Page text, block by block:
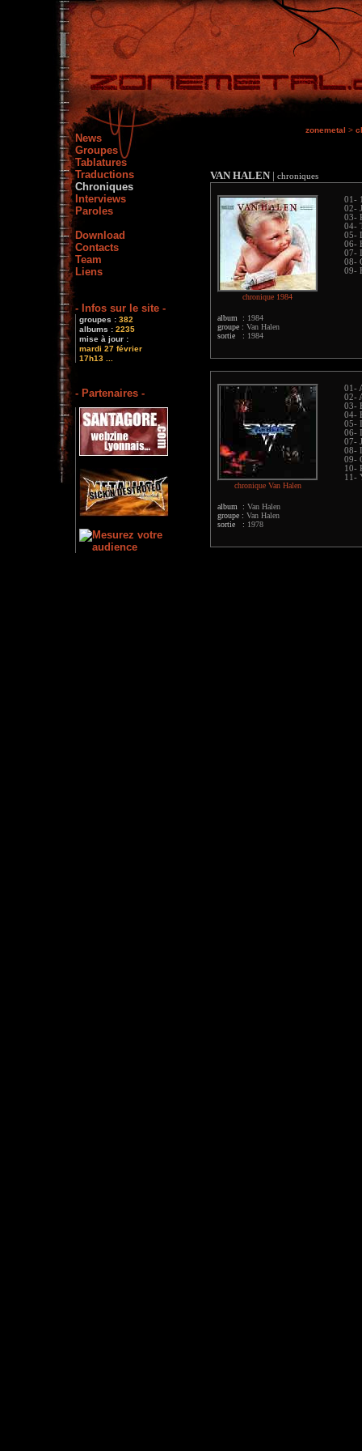
News
Groupes
Tablatures
Traductions
Chroniques
Interviews
Paroles
Download
Contacts
Team
Liens
- Infos sur le site -
groupes : 382
albums : 2235
mise à jour :
mardi 27 février
17h13 ...
- Partenaires -
zonemetal >
VAN HALEN | chroniques
chronique 1984
album : 1984
groupe : Van Halen
sortie : 1984
01-
02-
03-
04-
05-
06-
07-
08-
09-
chronique Van Halen
album : Van Halen
groupe : Van Halen
sortie : 1978
01-
02-
03-
04-
05-
06-
07-
08-
09-
10-
11-